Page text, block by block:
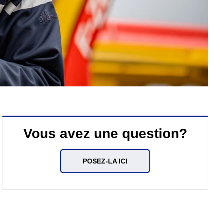
Vous avez une question?
POSEZ-LA ICI